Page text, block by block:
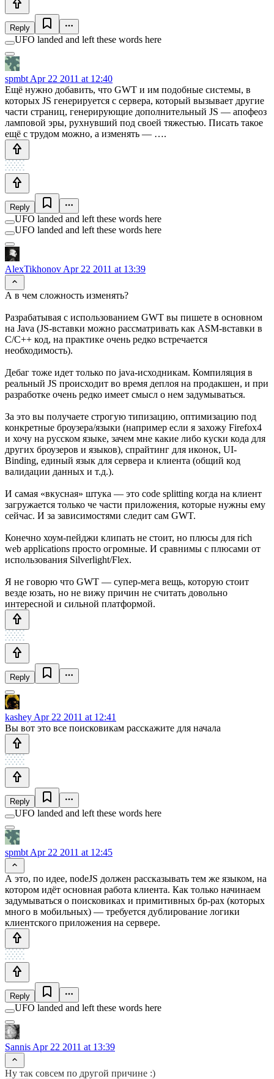
Reply
UFO landed and left these words here
spmbt Apr 22 2011 at 12:40
Ещё нужно добавить, что GWT и им подобные системы, в
которых JS генерируется с сервера, который вызывает другие
части страниц, генерирующие дополнительный JS — апофеоз
ламповой эры, рухнувший под своей тяжестью. Писать такое
ещё с трудом можно, а изменять — ….
Reply
UFO landed and left these words here
UFO landed and left these words here
AlexTikhonov Apr 22 2011 at 13:39
А в чем сложность изменять?
Разрабатывая с использованием GWT вы пишете в основном
на Java (JS-вставки можно рассматривать как ASM-вставки в
С/С++ код, на практике очень редко встречается
необходимость).
Дебаг тоже идет только по java-исходникам. Компиляция в
реальный JS происходит во время деплоя на продакшен, и при
разработке очень редко имеет смысл о нем задумываться.
За это вы получаете строгую типизацию, оптимизацию под
конкретные броузера/языки (например если я захожу Firefox4
и хочу на русском языке, зачем мне какие либо куски кода для
других броузеров и языков), спрайтинг для иконок, UI-
Binding, единый язык для сервера и клиента (общий код
валидации данных и т.д.).
И самая «вкусная» штука — это code splitting когда на клиент
загружается только че части приложения, которые нужны ему
сейчас. И за зависимостями следит сам GWT.
Конечно хоум-пейджи клипать не стоит, но плюсы для rich
web applications просто огромные. И сравнимы с плюсами от
использования Silverlight/Flex.
Я не говорю что GWT — супер-мега вещь, которую стоит
везде юзать, но не вижу причин не считать довольно
интересной и сильной платформой.
Reply
kashey Apr 22 2011 at 12:41
Вы вот это все поисковикам расскажите для начала
Reply
UFO landed and left these words here
spmbt Apr 22 2011 at 12:45
А это, по идее, nodeJS должен рассказывать тем же языком, на
котором идёт основная работа клиента. Как только начинаем
задумываться о поисковиках и примитивных бр-рах (которых
много в мобильных) — требуется дублирование логики
клиентского приложения на сервере.
Reply
UFO landed and left these words here
Sannis Apr 22 2011 at 13:39
Ну так совсем по другой причине :)